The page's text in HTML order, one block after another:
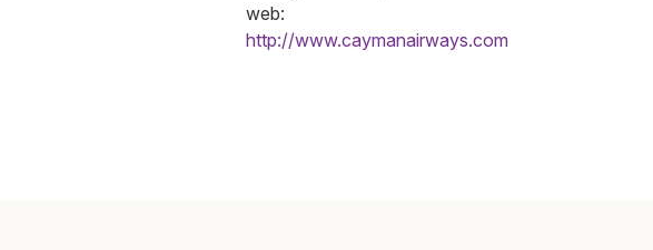
web:
http://www.caymanairways.com